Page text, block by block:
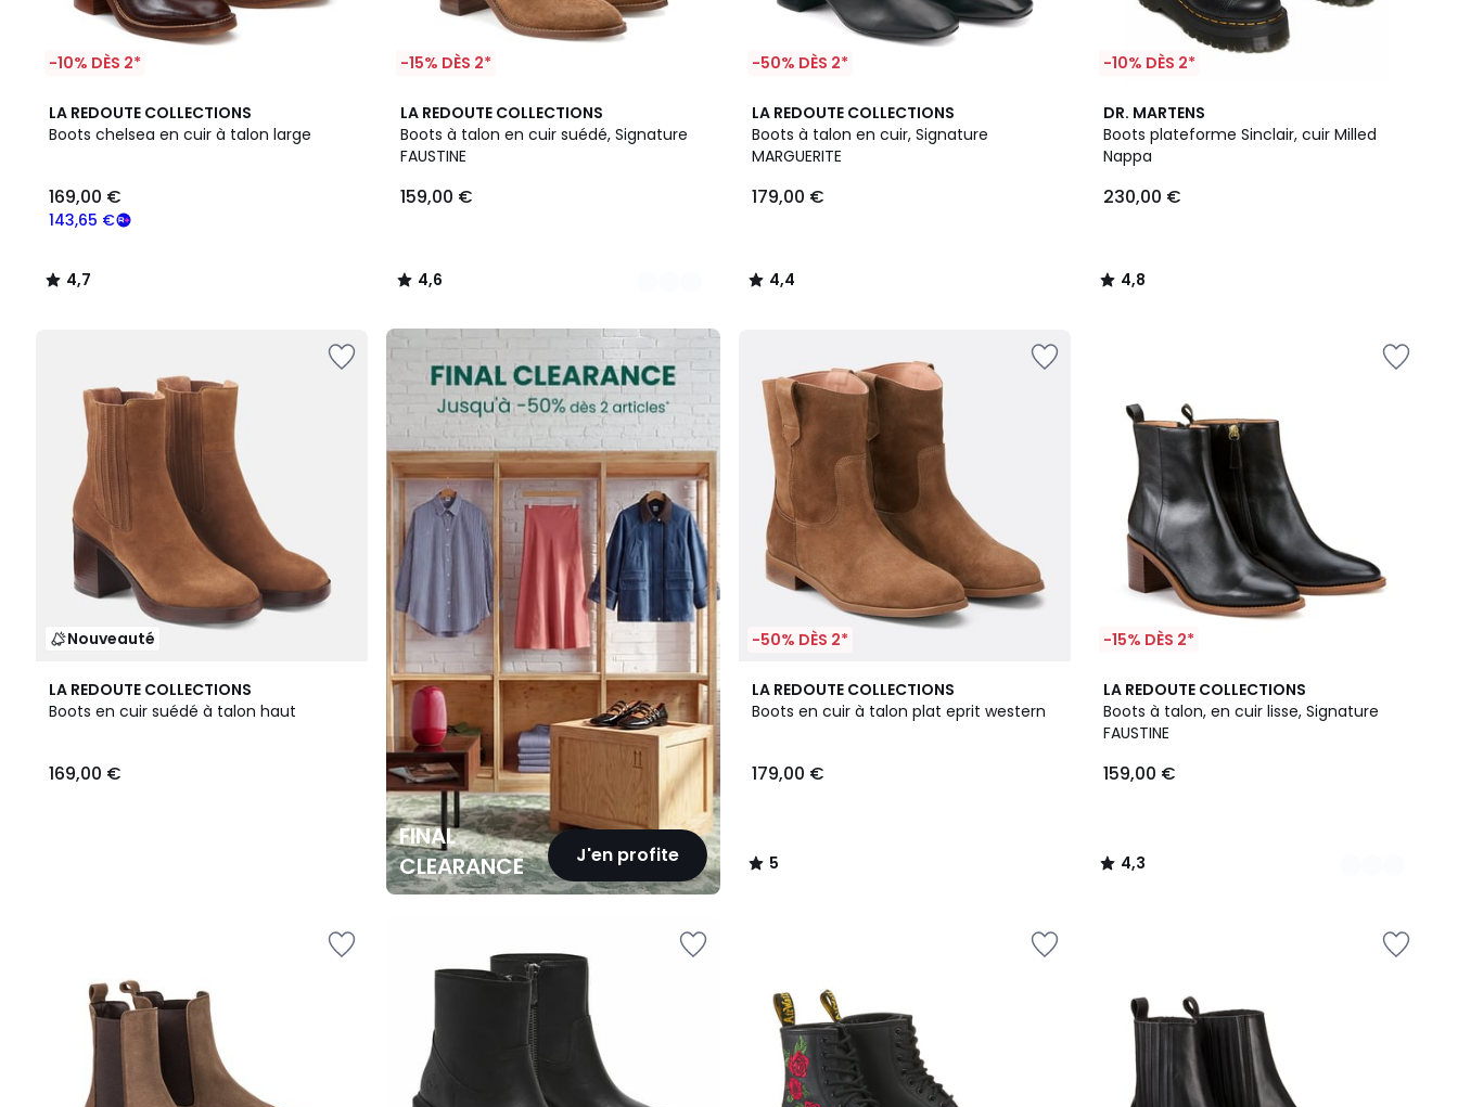
-10% DÈS 2*
LA REDOUTE COLLECTIONS
Boots chelsea en cuir à talon large
€
souscrivez
programme
place
143,65
143,65 €
169,00 €
4,7
/ 5
4,7
/
-15% DÈS 2*
LA REDOUTE COLLECTIONS
Boots à talon en cuir suédé, Signature
FAUSTINE
159,00 €
4,6
/ 5
2
Couleurs
4,6
/
-50% DÈS 2*
LA REDOUTE COLLECTIONS
Boots à talon en cuir, Signature
MARGUERITE
179,00 €
4,4
/ 5
4,4
/
-10% DÈS 2*
DR. MARTENS
Boots plateforme Sinclair, cuir Milled
Nappa
230,00 €
4,8
/ 5
4,8
/
Nouveauté
LA REDOUTE COLLECTIONS
Boots en cuir suédé à talon haut
169,00 €
FINAL
CLEARANCE
J'en profite
FINAL
CLEARANCE
-50% DÈS 2*
LA REDOUTE COLLECTIONS
Boots en cuir à talon plat eprit western
179,00 €
5
/
5
/
-15% DÈS 2*
LA REDOUTE COLLECTIONS
Boots à talon, en cuir lisse, Signature
FAUSTINE
159,00 €
4,3
/ 5
2
Couleurs
4,3
/